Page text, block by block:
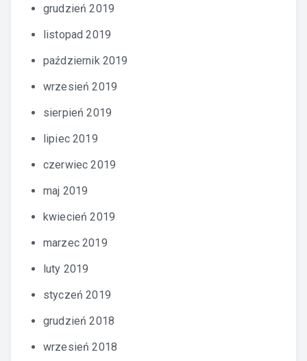
grudzień 2019
listopad 2019
październik 2019
wrzesień 2019
sierpień 2019
lipiec 2019
czerwiec 2019
maj 2019
kwiecień 2019
marzec 2019
luty 2019
styczeń 2019
grudzień 2018
wrzesień 2018